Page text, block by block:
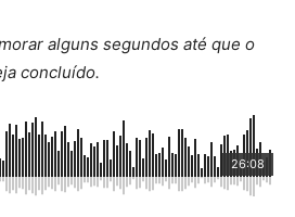
alguns segundos até que o
concluído.
26:08